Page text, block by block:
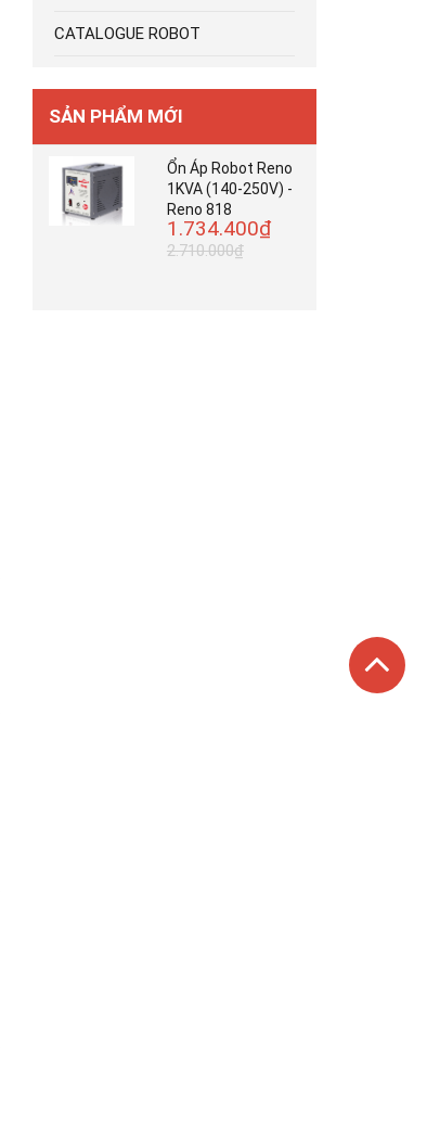
CATALOGUE ROBOT
SẢN PHẨM MỚI
Ổn Áp Robot Reno
1KVA (140-250V) -
Reno 818
1.734.400₫
2.710.000₫